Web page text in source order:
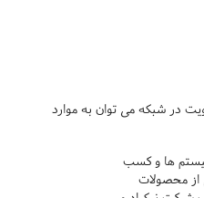
در شبکه می توان به موارد
ها و کسب
از محصولات